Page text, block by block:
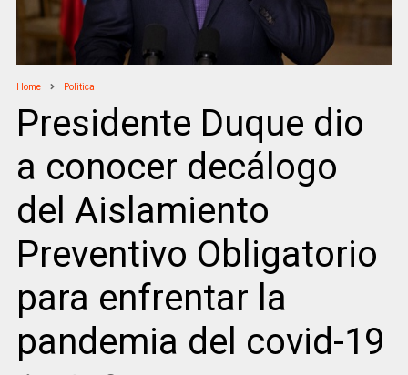
Home Politica
Presidente Duque dio
a conocer decálogo
del Aislamiento
Preventivo Obligatorio
para enfrentar la
pandemia del covid-19